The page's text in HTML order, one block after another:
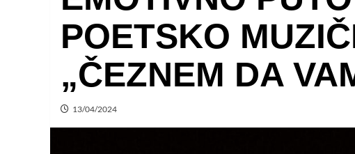
POETSKO
„ČEZNEM DA
13/04/2024